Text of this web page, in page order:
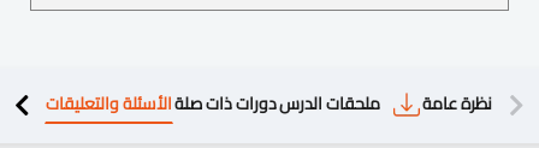
نظرة عامة ملحقات الدرسدورات ذات صلةالأسئلة والتعليقات